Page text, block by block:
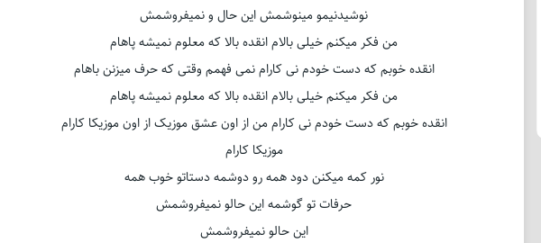
نوشیدنیمو مینوشمش این حال و نمیفروشمش
من فکر میكنم خیلی بالام انقده بالا كه معلوم نمیشه پاهام
انقده خوبم كه دست خودم نی كارام نمی فهمم وقتی كه حرف میزنن باهام
من فکر میكنم خیلی بالام انقده بالا كه معلوم نمیشه پاهام
انقده خوبم كه دست خودم نی كارام من از اون عشق موزیک از اون موزیكا کارام
موزیكا کارام
نور كمه میكنن دود همه رو دوشمه دستاتو خوب همه
حرفات تو گوشمه این حالو نمیفروشمش
این حالو نمیفروشمش